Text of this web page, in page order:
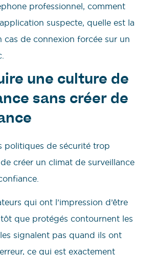
professionnel, comment
suspecte, quelle est la
cas de connexion forcée sur un
une culture de
sans créer de
politiques de sécurité trop
de créer un climat de surveillance
qui ont l’impression d’être
que protégés contournent les
signalent pas quand ils ont
ce qui est exactement